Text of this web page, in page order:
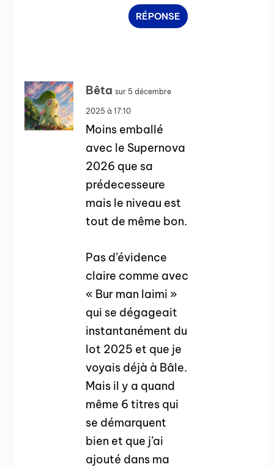
RÉPONSE
Bêta sur 5 décembre
2025 à 17:10
Moins emballé
avec le Supernova
2026 que sa
prédecesseure
mais le niveau est
tout de même bon.
Pas d’évidence
claire comme avec
« Bur man laimi »
qui se dégageait
instantanément du
lot 2025 et que je
voyais déjà à Bâle.
Mais il y a quand
même 6 titres qui
se démarquent
bien et que j’ai
ajouté dans ma